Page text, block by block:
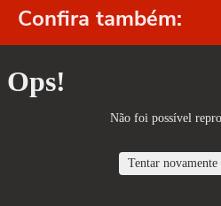
Confira também: